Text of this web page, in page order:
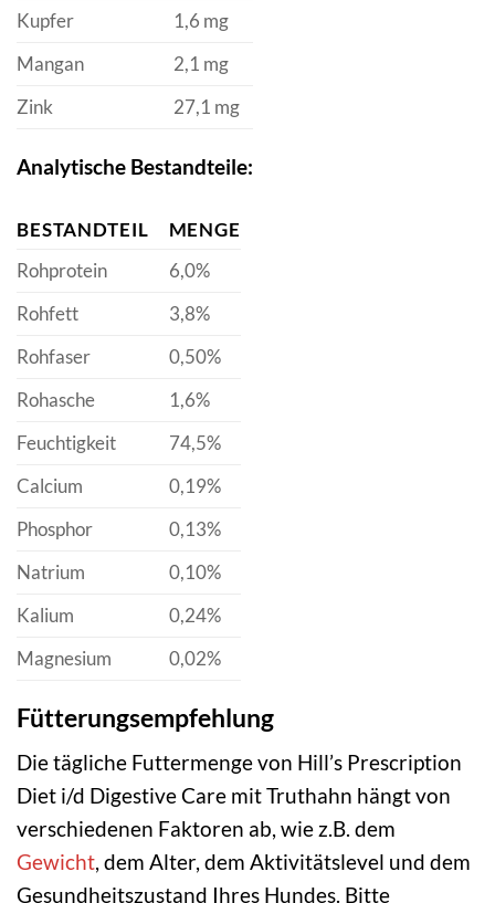
Kupfer
1,6 mg
Mangan
2,1 mg
Zink
27,1 mg
Analytische Bestandteile:
BESTANDTEIL
MENGE
Rohprotein
6,0%
Rohfett
3,8%
Rohfaser
0,50%
Rohasche
1,6%
Feuchtigkeit
74,5%
Calcium
0,19%
Phosphor
0,13%
Natrium
0,10%
Kalium
0,24%
Magnesium
0,02%
Fütterungsempfehlung
Die tägliche Futtermenge von Hill’s Prescription
Diet i/d Digestive Care mit Truthahn hängt von
verschiedenen Faktoren ab, wie z.B. dem
Gewicht, dem Alter, dem Aktivitätslevel und dem
Gesundheitszustand Ihres Hundes. Bitte